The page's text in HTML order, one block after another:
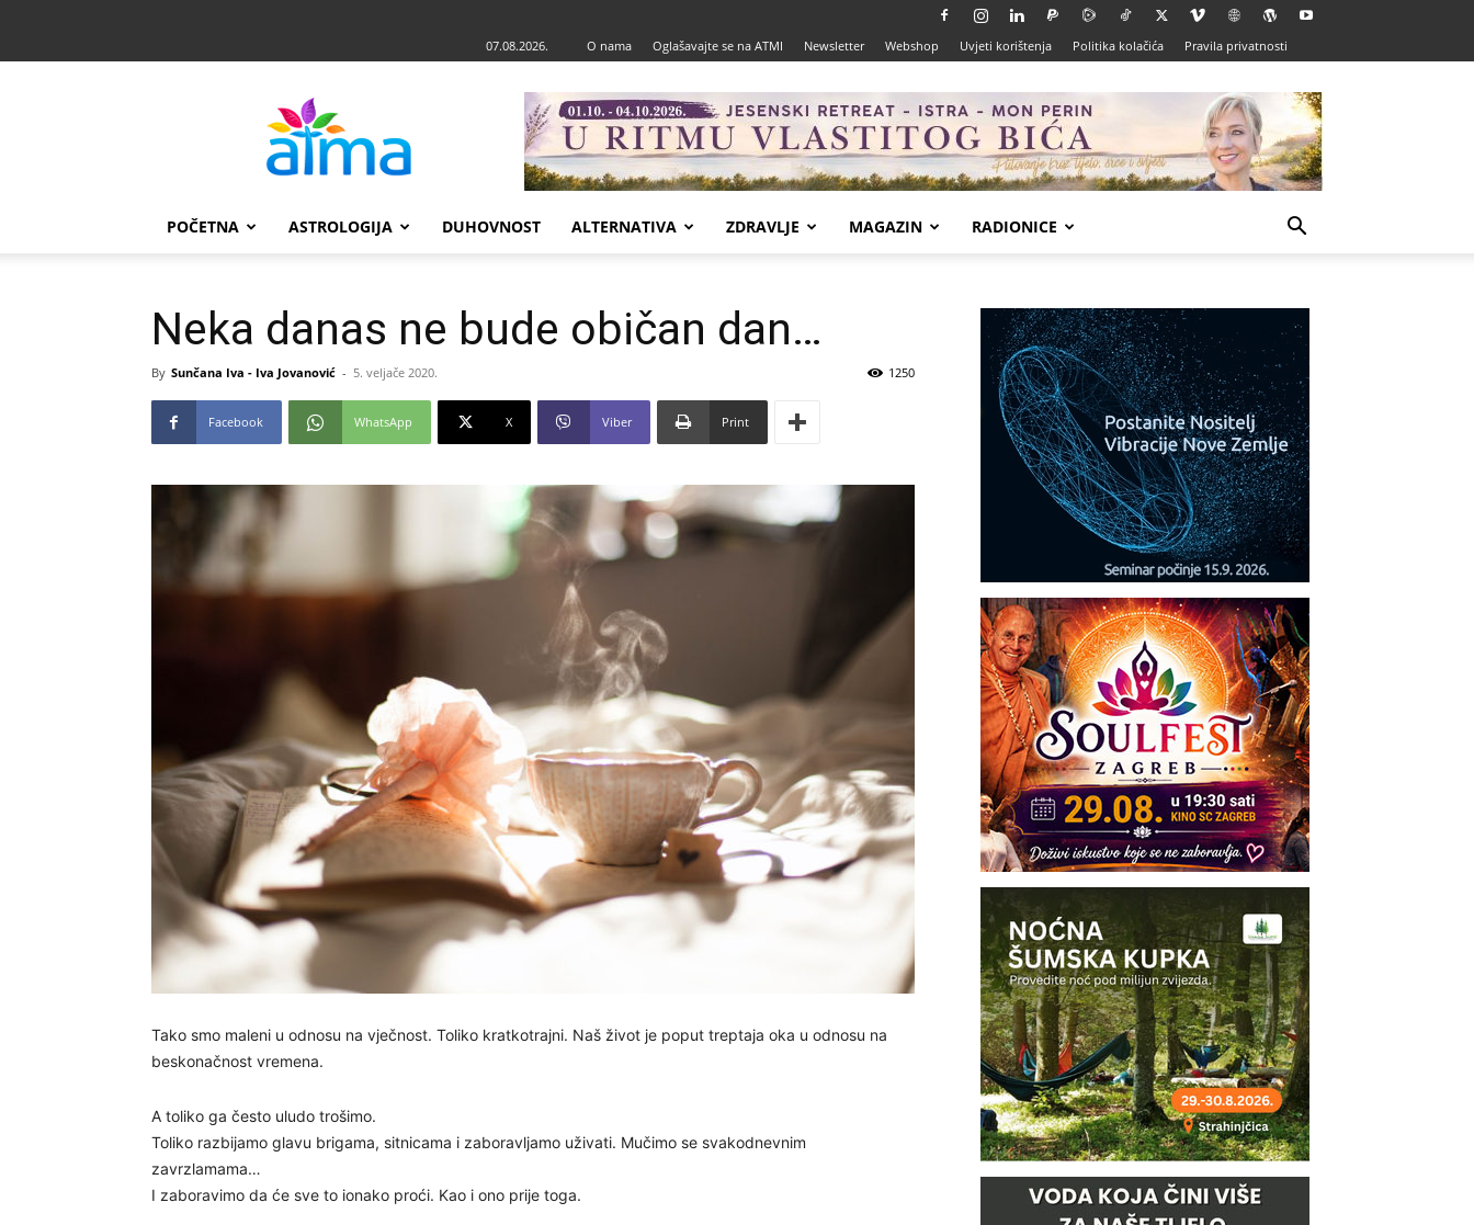
07.08.2026. O nama Oglašavajte se na ATMI Newsletter Webshop Uvjeti korištenja Politika kolačića Pravila privatnosti
POČETNA ASTROLOGIJA DUHOVNOST ALTERNATIVA ZDRAVLJE MAGAZIN RADIONICE
Neka danas ne bude običan dan…
By Sunčana Iva - Iva Jovanović - 5. veljače 2020. 1250
Facebook WhatsApp X Viber Print
Tako smo maleni u odnosu na vječnost. Toliko kratkotrajni. Naš život je poput treptaja oka u odnosu na
beskonačnost vremena.
A toliko ga često uludo trošimo.
Toliko razbijamo glavu brigama, sitnicama i zaboravljamo uživati. Mučimo se svakodnevnim
zavrzlamama…
I zaboravimo da će sve to ionako proći. Kao i ono prije toga.